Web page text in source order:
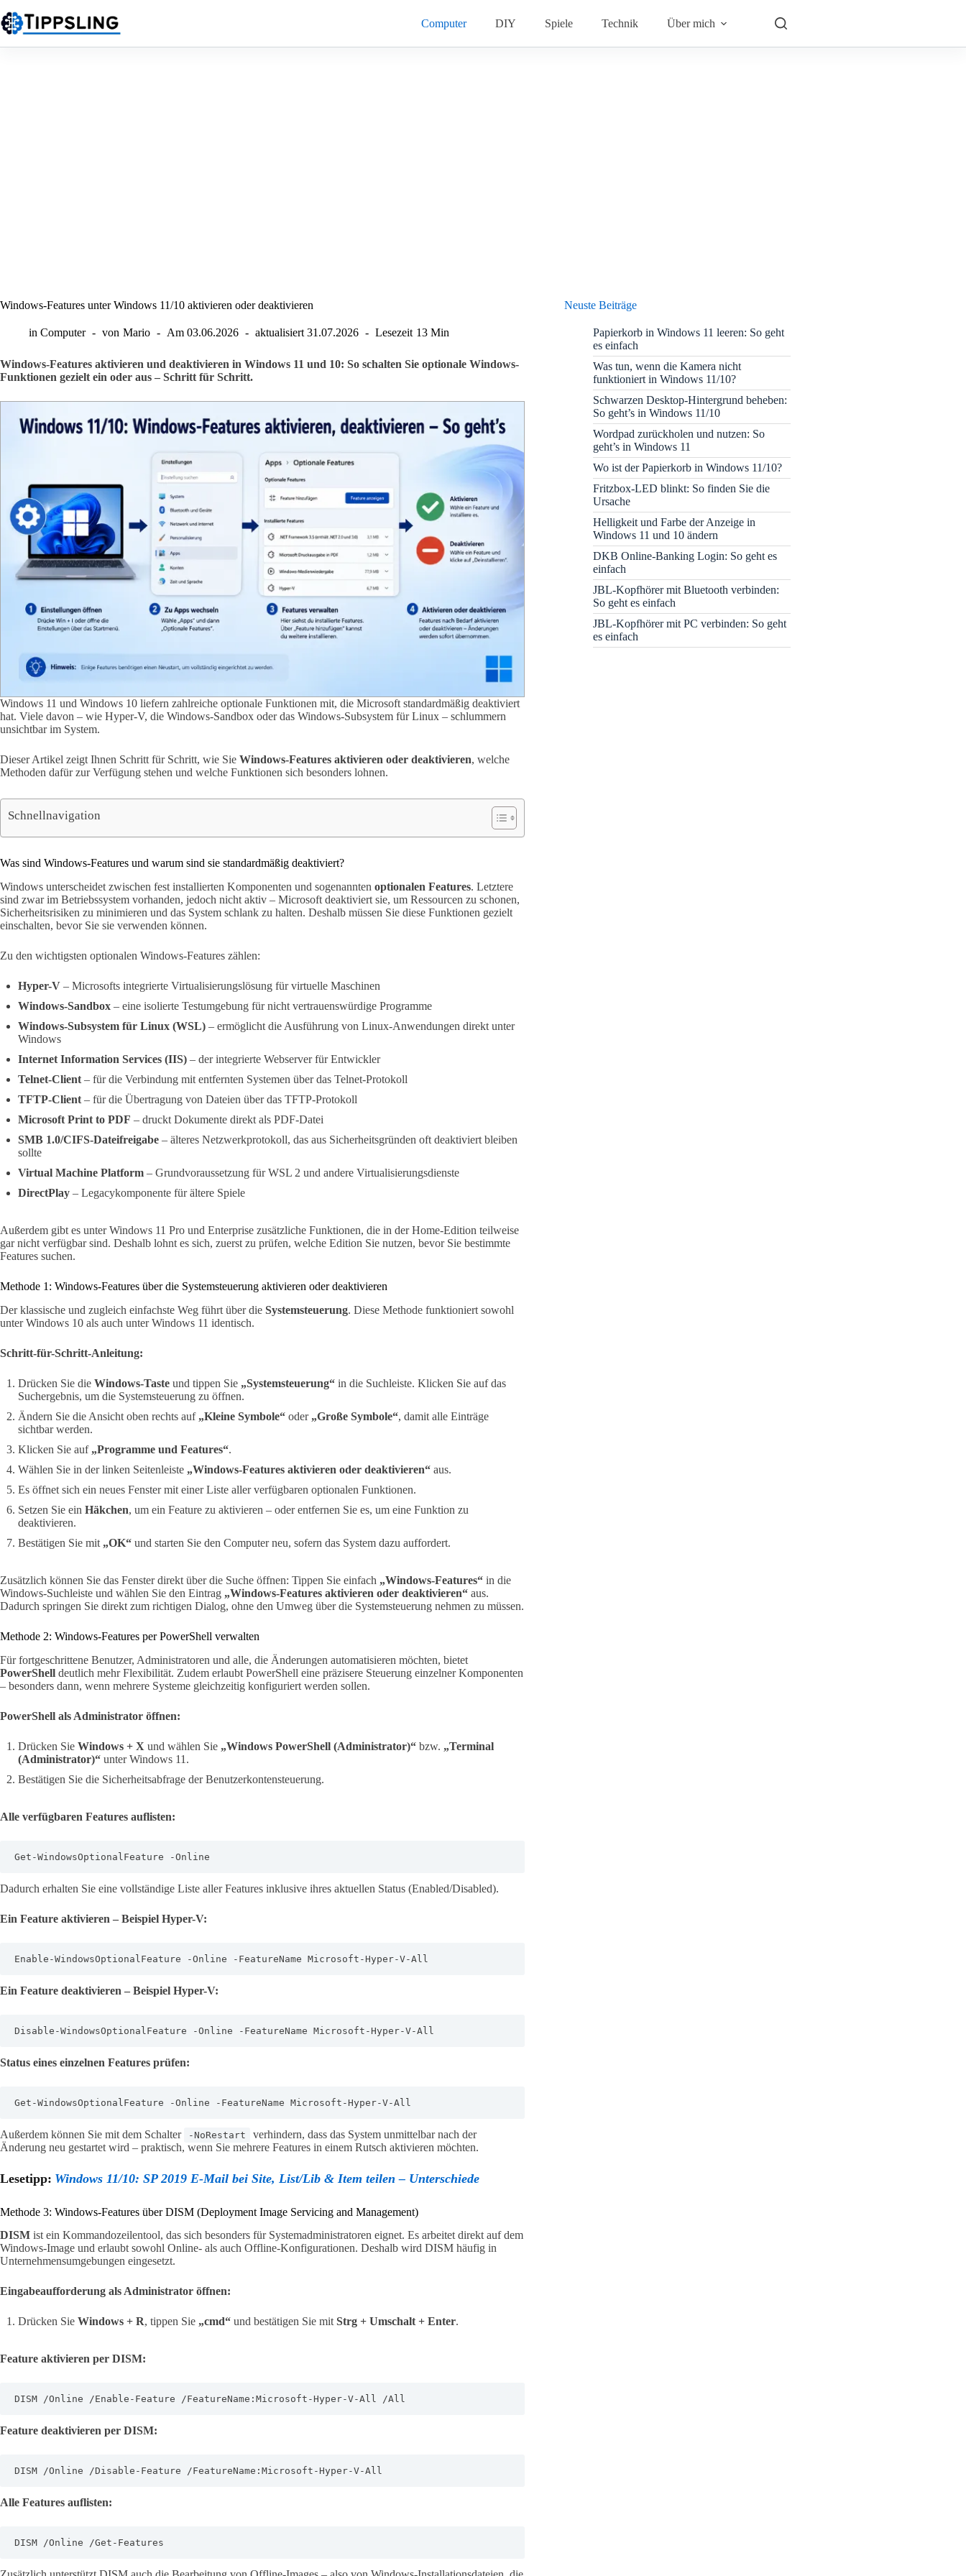
Inhalt
springen
Computer DIY Spiele Technik Über mich
Windows-Features unter Windows 11/10 aktivieren oder deaktivieren
in Computer von Mario Am 03.06.2026 aktualisiert 31.07.2026 Lesezeit 13 Min
Windows-Features aktivieren und deaktivieren in Windows 11 und 10: So schalten Sie optionale Windows-
Funktionen gezielt ein oder aus – Schritt für Schritt.
Windows 11 und Windows 10 liefern zahlreiche optionale Funktionen mit, die Microsoft standardmäßig deaktiviert
hat. Viele davon – wie Hyper-V, die Windows-Sandbox oder das Windows-Subsystem für Linux – schlummern
unsichtbar im System.
Dieser Artikel zeigt Ihnen Schritt für Schritt, wie Sie Windows-Features aktivieren oder deaktivieren, welche
Methoden dafür zur Verfügung stehen und welche Funktionen sich besonders lohnen.
Schnellnavigation
Was sind Windows-Features und warum sind sie standardmäßig deaktiviert?
Windows unterscheidet zwischen fest installierten Komponenten und sogenannten optionalen Features. Letztere
sind zwar im Betriebssystem vorhanden, jedoch nicht aktiv – Microsoft deaktiviert sie, um Ressourcen zu schonen,
Sicherheitsrisiken zu minimieren und das System schlank zu halten. Deshalb müssen Sie diese Funktionen gezielt
einschalten, bevor Sie sie verwenden können.
Zu den wichtigsten optionalen Windows-Features zählen:
Hyper-V – Microsofts integrierte Virtualisierungslösung für virtuelle Maschinen
Windows-Sandbox – eine isolierte Testumgebung für nicht vertrauenswürdige Programme
Windows-Subsystem für Linux (WSL) – ermöglicht die Ausführung von Linux-Anwendungen direkt unter
Windows
Internet Information Services (IIS) – der integrierte Webserver für Entwickler
Telnet-Client – für die Verbindung mit entfernten Systemen über das Telnet-Protokoll
TFTP-Client – für die Übertragung von Dateien über das TFTP-Protokoll
Microsoft Print to PDF – druckt Dokumente direkt als PDF-Datei
SMB 1.0/CIFS-Dateifreigabe – älteres Netzwerkprotokoll, das aus Sicherheitsgründen oft deaktiviert bleiben
sollte
Virtual Machine Platform – Grundvoraussetzung für WSL 2 und andere Virtualisierungsdienste
DirectPlay – Legacykomponente für ältere Spiele
Außerdem gibt es unter Windows 11 Pro und Enterprise zusätzliche Funktionen, die in der Home-Edition teilweise
gar nicht verfügbar sind. Deshalb lohnt es sich, zuerst zu prüfen, welche Edition Sie nutzen, bevor Sie bestimmte
Features suchen.
Methode 1: Windows-Features über die Systemsteuerung aktivieren oder deaktivieren
Der klassische und zugleich einfachste Weg führt über die Systemsteuerung. Diese Methode funktioniert sowohl
unter Windows 10 als auch unter Windows 11 identisch.
Schritt-für-Schritt-Anleitung:
Drücken Sie die Windows-Taste und tippen Sie „Systemsteuerung“ in die Suchleiste. Klicken Sie auf das
Suchergebnis, um die Systemsteuerung zu öffnen.
Ändern Sie die Ansicht oben rechts auf „Kleine Symbole“ oder „Große Symbole“, damit alle Einträge
sichtbar werden.
Klicken Sie auf „Programme und Features“.
Wählen Sie in der linken Seitenleiste „Windows-Features aktivieren oder deaktivieren“ aus.
Es öffnet sich ein neues Fenster mit einer Liste aller verfügbaren optionalen Funktionen.
Setzen Sie ein Häkchen, um ein Feature zu aktivieren – oder entfernen Sie es, um eine Funktion zu
deaktivieren.
Bestätigen Sie mit „OK“ und starten Sie den Computer neu, sofern das System dazu auffordert.
Zusätzlich können Sie das Fenster direkt über die Suche öffnen: Tippen Sie einfach „Windows-Features“ in die
Windows-Suchleiste und wählen Sie den Eintrag „Windows-Features aktivieren oder deaktivieren“ aus.
Dadurch springen Sie direkt zum richtigen Dialog, ohne den Umweg über die Systemsteuerung nehmen zu müssen.
Methode 2: Windows-Features per PowerShell verwalten
Für fortgeschrittene Benutzer, Administratoren und alle, die Änderungen automatisieren möchten, bietet
PowerShell deutlich mehr Flexibilität. Zudem erlaubt PowerShell eine präzisere Steuerung einzelner Komponenten
– besonders dann, wenn mehrere Systeme gleichzeitig konfiguriert werden sollen.
PowerShell als Administrator öffnen:
Drücken Sie Windows + X und wählen Sie „Windows PowerShell (Administrator)“ bzw. „Terminal
(Administrator)“ unter Windows 11.
Bestätigen Sie die Sicherheitsabfrage der Benutzerkontensteuerung.
Alle verfügbaren Features auflisten:
Get-WindowsOptionalFeature -Online
Dadurch erhalten Sie eine vollständige Liste aller Features inklusive ihres aktuellen Status (Enabled/Disabled).
Ein Feature aktivieren – Beispiel Hyper-V:
Enable-WindowsOptionalFeature -Online -FeatureName Microsoft-Hyper-V-All
Ein Feature deaktivieren – Beispiel Hyper-V:
Disable-WindowsOptionalFeature -Online -FeatureName Microsoft-Hyper-V-All
Status eines einzelnen Features prüfen:
Get-WindowsOptionalFeature -Online -FeatureName Microsoft-Hyper-V-All
Außerdem können Sie mit dem Schalter -NoRestart
verhindern, dass das System unmittelbar nach der
Änderung neu gestartet wird – praktisch, wenn Sie mehrere Features in einem Rutsch aktivieren möchten.
Lesetipp: Windows 11/10: SP 2019 E-Mail bei Site, List/Lib & Item teilen – Unterschiede
Methode 3: Windows-Features über DISM (Deployment Image Servicing and Management)
DISM ist ein Kommandozeilentool, das sich besonders für Systemadministratoren eignet. Es arbeitet direkt auf dem
Windows-Image und erlaubt sowohl Online- als auch Offline-Konfigurationen. Deshalb wird DISM häufig in
Unternehmensumgebungen eingesetzt.
Eingabeaufforderung als Administrator öffnen:
Drücken Sie Windows + R, tippen Sie „cmd“ und bestätigen Sie mit Strg + Umschalt + Enter.
Feature aktivieren per DISM:
DISM /Online /Enable-Feature /FeatureName:Microsoft-Hyper-V-All /All
Feature deaktivieren per DISM:
DISM /Online /Disable-Feature /FeatureName:Microsoft-Hyper-V-All
Alle Features auflisten:
DISM /Online /Get-Features
Neuste Beiträge
Papierkorb in Windows 11 leeren: So geht
es einfach
Was tun, wenn die Kamera nicht
funktioniert in Windows 11/10?
Schwarzen Desktop-Hintergrund beheben:
So geht’s in Windows 11/10
Wordpad zurückholen und nutzen: So
geht’s in Windows 11
Wo ist der Papierkorb in Windows 11/10?
Fritzbox-LED blinkt: So finden Sie die
Ursache
Helligkeit und Farbe der Anzeige in
Windows 11 und 10 ändern
DKB Online-Banking Login: So geht es
einfach
JBL-Kopfhörer mit Bluetooth verbinden:
So geht es einfach
JBL-Kopfhörer mit PC verbinden: So geht
es einfach